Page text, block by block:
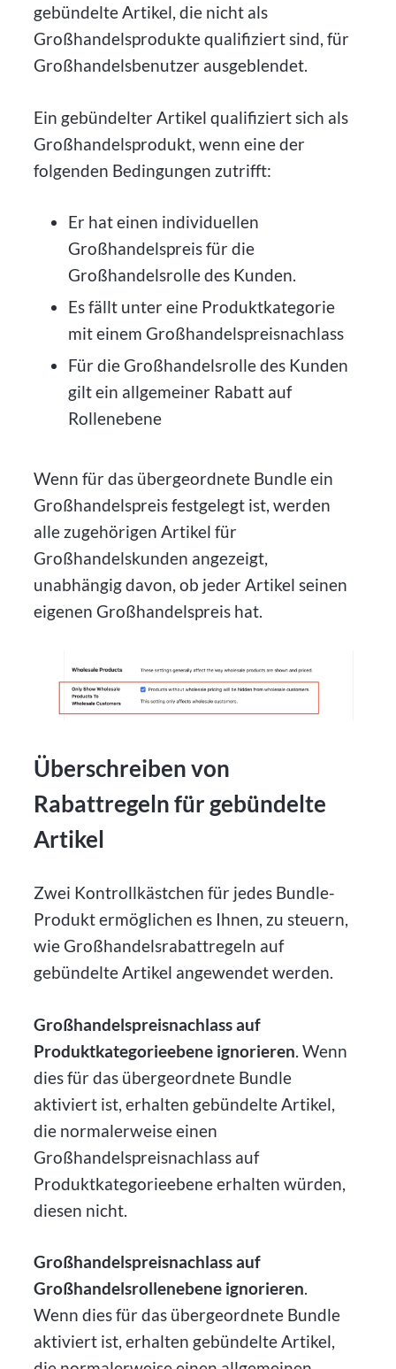
gebündelte Artikel, die nicht als
Großhandelsprodukte qualifiziert sind, für
Großhandelsbenutzer ausgeblendet.
Ein gebündelter Artikel qualifiziert sich als
Großhandelsprodukt, wenn eine der
folgenden Bedingungen zutrifft:
Er hat einen individuellen
Großhandelspreis für die
Großhandelsrolle des Kunden.
Es fällt unter eine Produktkategorie
mit einem Großhandelspreisnachlass
Für die Großhandelsrolle des Kunden
gilt ein allgemeiner Rabatt auf
Rollenebene
Wenn für das übergeordnete Bundle ein
Großhandelspreis festgelegt ist, werden
alle zugehörigen Artikel für
Großhandelskunden angezeigt,
unabhängig davon, ob jeder Artikel seinen
eigenen Großhandelspreis hat.
Überschreiben von
Rabattregeln für gebündelte
Artikel
Zwei Kontrollkästchen für jedes Bundle-
Produkt ermöglichen es Ihnen, zu steuern,
wie Großhandelsrabattregeln auf
gebündelte Artikel angewendet werden.
Großhandelspreisnachlass auf
Produktkategorieebene ignorieren . Wenn
dies für das übergeordnete Bundle
aktiviert ist, erhalten gebündelte Artikel,
die normalerweise einen
Großhandelspreisnachlass auf
Produktkategorieebene erhalten würden,
diesen nicht.
Großhandelspreisnachlass auf
Großhandelsrollenebene ignorieren.
Wenn dies für das übergeordnete Bundle
aktiviert ist, erhalten gebündelte Artikel,